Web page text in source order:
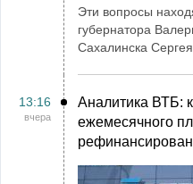
Эти вопросы
губернатора
Сахалинска
13:16
вчера
Аналитика ВТБ:
ежемесячного